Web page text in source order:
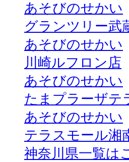
あそびのせかい
グランツリー武
あそびのせかい
川崎ルフロン店
あそびのせかい
たまプラーザテ
あそびのせかい
テラスモール湘
神奈川県一覧は